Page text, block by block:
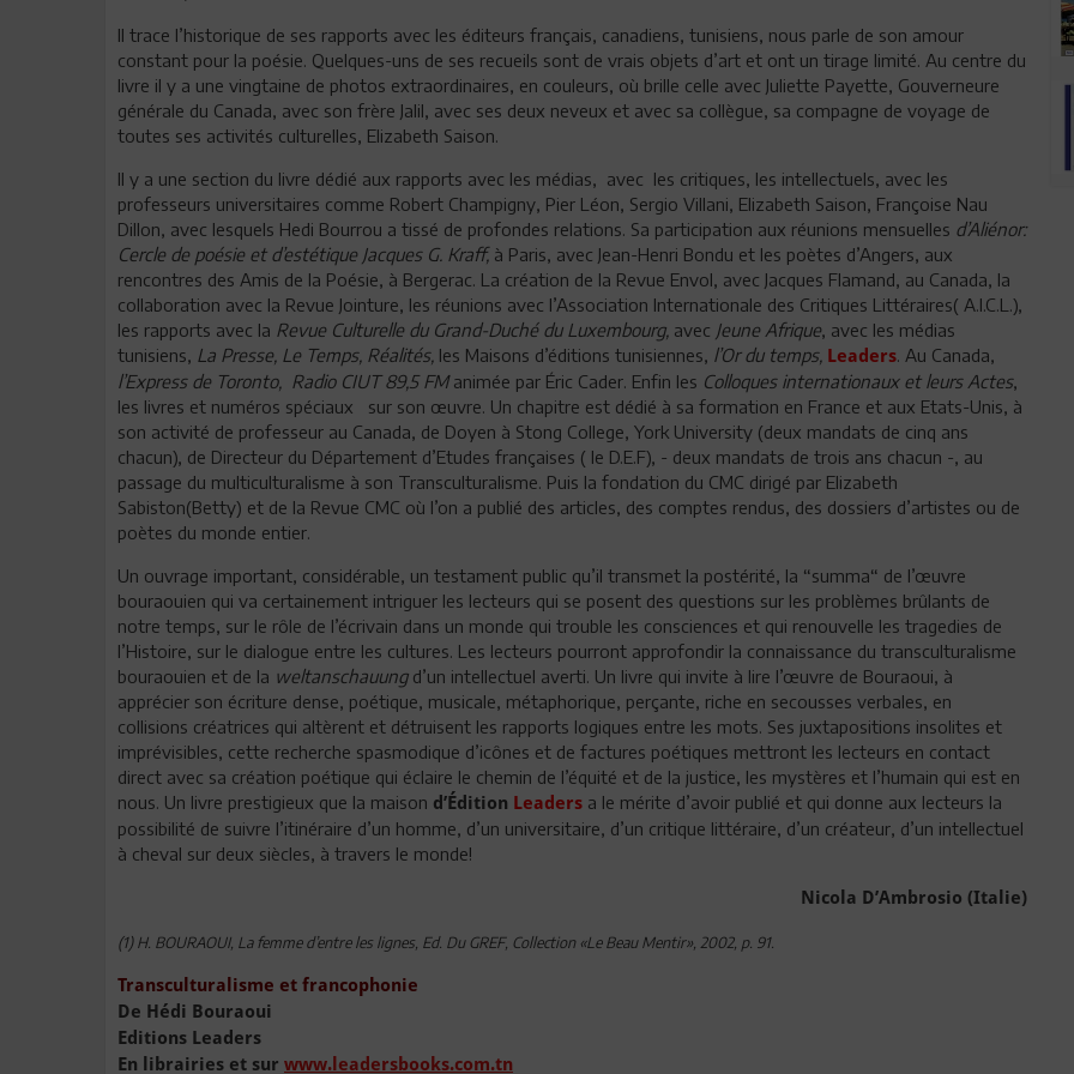
Il trace l’historique de ses rapports avec les éditeurs français, canadiens, tunisiens, nous parle de son amour
constant pour la poésie. Quelques-uns de ses recueils sont de vrais objets d’art et ont un tirage limité. Au centre du
livre il y a une vingtaine de photos extraordinaires, en couleurs, où brille celle avec Juliette Payette, Gouverneure
générale du Canada, avec son frère Jalil, avec ses deux neveux et avec sa collègue, sa compagne de voyage de
toutes ses activités culturelles, Elizabeth Saison.
Il y a une section du livre dédié aux rapports avec les médias, avec les critiques, les intellectuels, avec les
professeurs universitaires comme Robert Champigny, Pier Léon, Sergio Villani, Elizabeth Saison, Françoise Nau
Dillon, avec lesquels Hedi Bourrou a tissé de profondes relations. Sa participation aux réunions mensuelles d’Aliénor:
Cercle de poésie et d’estétique Jacques G. Kraff,à Paris, avec Jean-Henri Bondu et les poètes d’Angers, aux
rencontres des Amis de la Poésie, à Bergerac. La création de la Revue Envol, avec Jacques Flamand, au Canada, la
collaboration avec la Revue Jointure, les réunions avec l’Association Internationale des Critiques Littéraires( A.I.C.L.),
les rapports avec la Revue Culturelle du Grand-Duché du Luxembourg, avec Jeune Afrique, avec les médias
tunisiens, La Presse, Le Temps, Réalités, les Maisons d’éditions tunisiennes, l’Or du temps, Leaders. Au Canada,
l’Express de Toronto, Radio CIUT 89,5 FManimée par Éric Cader. Enfin les Colloques internationaux et leurs Actes,
les livres et numéros spéciaux sur son œuvre. Un chapitre est dédié à sa formation en France et aux Etats-Unis, à
son activité de professeur au Canada, de Doyen à Stong College, York University (deux mandats de cinq ans
chacun), de Directeur du Département d’Etudes françaises ( le D.E.F), - deux mandats de trois ans chacun -, au
passage du multiculturalisme à son Transculturalisme. Puis la fondation du CMC dirigé par Elizabeth
Sabiston(Betty) et de la Revue CMC où l’on a publié des articles, des comptes rendus, des dossiers d’artistes ou de
poètes du monde entier.
Un ouvrage important, considérable, un testament public qu’il transmet la postérité, la “summa“ de l’œuvre
bouraouien qui va certainement intriguer les lecteurs qui se posent des questions sur les problèmes brûlants de
notre temps, sur le rôle de l’écrivain dans un monde qui trouble les consciences et qui renouvelle les tragedies de
l’Histoire, sur le dialogue entre les cultures. Les lecteurs pourront approfondir la connaissance du transculturalisme
bouraouien et de la weltanschauung d’un intellectuel averti. Un livre qui invite à lire l’œuvre de Bouraoui, à
apprécier son écriture dense, poétique, musicale, métaphorique, perçante, riche en secousses verbales, en
collisions créatrices qui altèrent et détruisent les rapports logiques entre les mots. Ses juxtapositions insolites et
imprévisibles, cette recherche spasmodique d’icônes et de factures poétiques mettront les lecteurs en contact
direct avec sa création poétique qui éclaire le chemin de l’équité et de la justice, les mystères et l’humain qui est en
nous. Un livre prestigieux que la maison d’Édition Leaders a le mérite d’avoir publié et qui donne aux lecteurs la
possibilité de suivre l’itinéraire d’un homme, d’un universitaire, d’un critique littéraire, d’un créateur, d’un intellectuel
à cheval sur deux siècles, à travers le monde!
Nicola D’Ambrosio (Italie)
(1) H. BOURAOUI, La femme d’entre les lignes, Ed. Du GREF, Collection «Le Beau Mentir», 2002, p. 91.
Transculturalisme et francophonie
De Hédi Bouraoui
Editions Leaders
En librairies et sur www.leadersbooks.com.tn